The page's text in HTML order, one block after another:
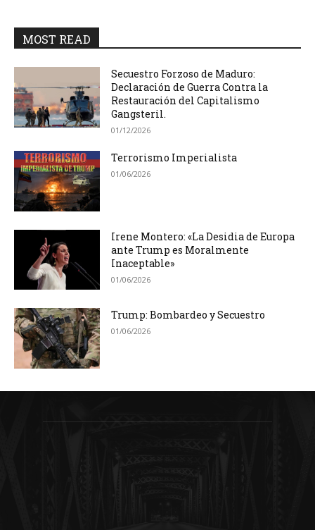
MOST READ
Secuestro Forzoso de Maduro:
Declaración de Guerra Contra la
Restauración del Capitalismo
Gangsteril.
01/12/2026
Terrorismo Imperialista
01/06/2026
Irene Montero: «La Desidia de Europa
ante Trump es Moralmente
Inaceptable»
01/06/2026
Trump: Bombardeo y Secuestro
01/06/2026